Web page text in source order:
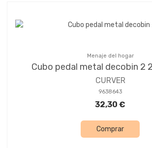
Menaje del hogar
Cubo pedal metal decobin 2
CURVER
9638643
32,30 €
Comprar